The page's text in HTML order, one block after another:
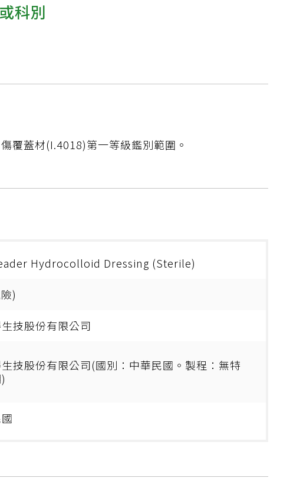
科別
覆蓋材(I.4018)第一等級鑑別範圍。
Hydrocolloid Dressing (Sterile)
)
技股份有限公司
技股份有限公司(國別：中華民國。製程：無特